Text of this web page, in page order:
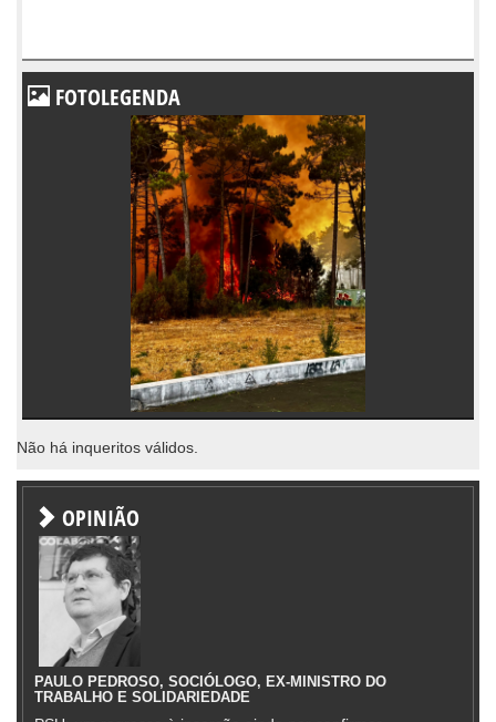
FOTOLEGENDA
Não há inqueritos válidos.
OPINIÃO
PAULO PEDROSO, SOCIÓLOGO, EX-MINISTRO DO
TRABALHO E SOLIDARIEDADE